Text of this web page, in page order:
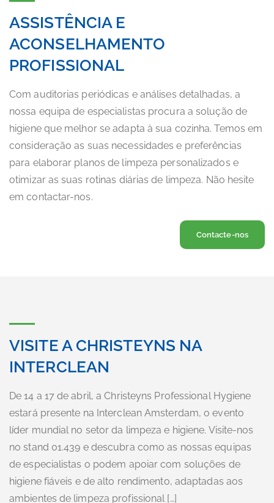
ASSISTÊNCIA E
ACONSELHAMENTO
PROFISSIONAL
Com auditorias periódicas e análises detalhadas, a
nossa equipa de especialistas procura a solução de
higiene que melhor se adapta à sua cozinha. Temos em
consideração as suas necessidades e preferências
para elaborar planos de limpeza personalizados e
otimizar as suas rotinas diárias de limpeza. Não hesite
em contactar-nos.
Contacte-nos
VISITE A CHRISTEYNS NA
INTERCLEAN
De 14 a 17 de abril, a Christeyns Professional Hygiene
estará presente na Interclean Amsterdam, o evento
líder mundial no setor da limpeza e higiene. Visite-nos
no stand 01.439 e descubra como as nossas equipas
de especialistas o podem apoiar com soluções de
higiene fiáveis e de alto rendimento, adaptadas aos
ambientes de limpeza profissional […]